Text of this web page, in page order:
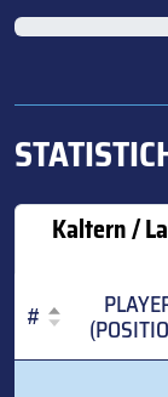
Kaltern /
#